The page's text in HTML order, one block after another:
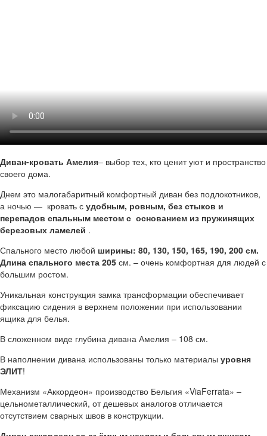
Диван-кровать Амелия‒ выбор тех, кто ценит уют и пространство
своего дома.
Днем это малогабаритный комфортный диван без подлокотников,
а ночью — кровать с удобным, ровным, без стыков и
перепадов спальным местом с основанием из пружинящих
березовых ламелей .
Спального место любой ширины: 80, 130, 150, 165, 190, 200 см.
Длина спального места 205 см. – очень комфортная для людей с
большим ростом.
Уникальная конструкция замка трансформации обеспечивает
фиксацию сидения в верхнем положении при использовании
ящика для белья.
В сложенном виде глубина дивана Амелия – 108 см.
В наполнении дивана использованы только материалы уровня
ЭЛИТ!
Механизм «Аккордеон» производство Бельгия «ViaFerrata» –
цельнометаллический, от дешевых аналогов отличается
отсутствием сварных швов в конструкции.